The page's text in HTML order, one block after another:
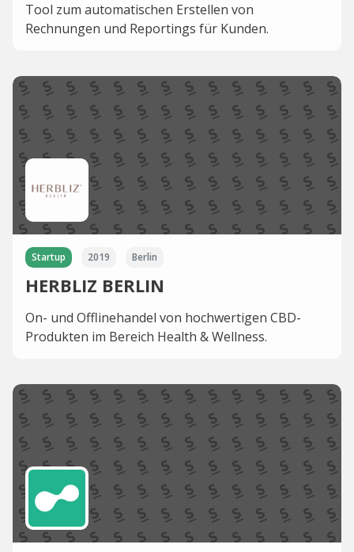
Tool zum automatischen Erstellen von
Rechnungen und Reportings für Kunden.
Startup 2019 Berlin
HERBLIZ BERLIN
On- und Offlinehandel von hochwertigen CBD-
Produkten im Bereich Health & Wellness.